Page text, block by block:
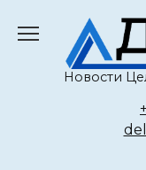
содержанию
Новости